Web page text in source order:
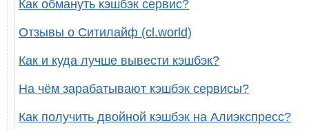
Как обмануть кэшбэк сервис?
Отзывы о Ситилайф (cl.world)
Как и куда лучше вывести кэшбэк?
На чём зарабатывают кэшбэк сервисы?
Как получить двойной кэшбэк на Алиэкспресс?